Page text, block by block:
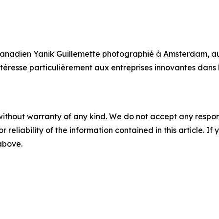
Yanik Guillemette photographié à Amsterdam,
particulièrement aux entreprises innovantes
warranty of any kind. We do not accept any
reliability of the information contained in this article. If